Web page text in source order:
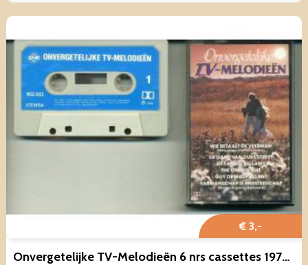
€ 3,-
Onvergetelijke TV-Melodieën 6 nrs cassettes 1978 ZGAN